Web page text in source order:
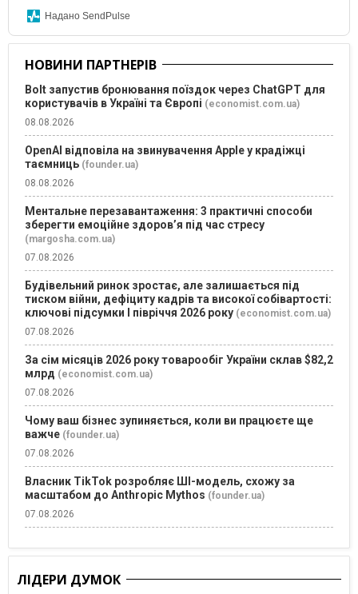
Надано SendPulse
НОВИНИ ПАРТНЕРІВ
Bolt запустив бронювання поїздок через ChatGPT для
користувачів в Україні та Європі (economist.com.ua)
08.08.2026
OpenAI відповіла на звинувачення Apple у крадіжці
таємниць (founder.ua)
08.08.2026
Ментальне перезавантаження: 3 практичні способи
зберегти емоційне здоров’я під час стресу
(margosha.com.ua)
07.08.2026
Будівельний ринок зростає, але залишається під
тиском війни, дефіциту кадрів та високої собівартості:
ключові підсумки І півріччя 2026 року (economist.com.ua)
07.08.2026
За сім місяців 2026 року товарообіг України склав $82,2
млрд (economist.com.ua)
07.08.2026
Чому ваш бізнес зупиняється, коли ви працюєте ще
важче (founder.ua)
07.08.2026
Власник TikTok розробляє ШІ-модель, схожу за
масштабом до Anthropic Mythos (founder.ua)
07.08.2026
ЛІДЕРИ ДУМОК